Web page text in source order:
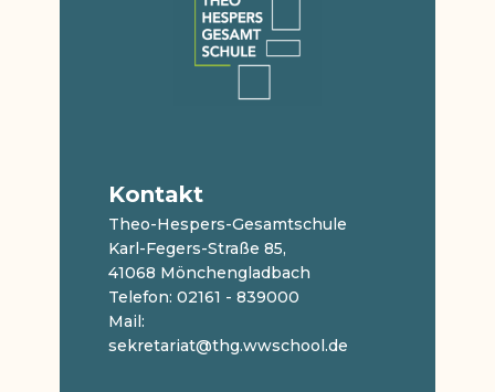
Kontakt
Theo-Hespers-Gesamtschule
Karl-Fegers-Straße 85,
41068 Mönchengladbach
Telefon: 02161 - 839000
Mail:
sekretariat@thg.wwschool.de